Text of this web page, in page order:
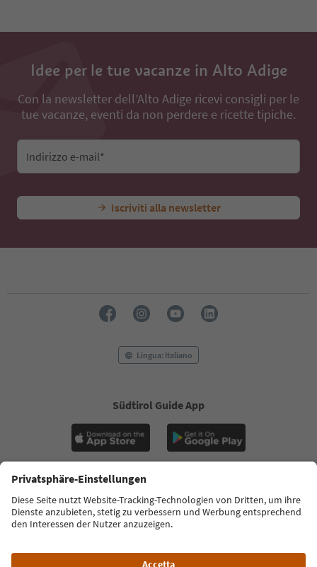
Idee per le tue vacanze in Alto Adige
Con la newsletter dell’Alto Adige ricevi consigli per le
tue vacanze, eventi da non perdere e ricette tipiche.
Indirizzo e-mail*
Iscriviti alla newsletter
Lingua: Italiano
Südtirol Guide App
FAQ Contatti Press MICE
Privacy Policy
Termini e condizioni
Crediti
Cookie Policy
Alto Adige B2B